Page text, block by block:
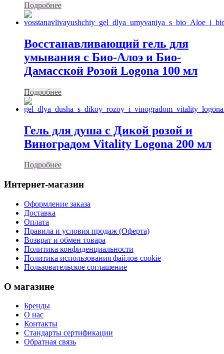
Подробнее
Восстанавливающий гель для
умывания с Био-Алоэ и Био-
Дамасской Розой Logona 100 мл
Подробнее
Гель для душа с Дикой розой и
Виноградом Vitality Logona 200 мл
Подробнее
Интернет-магазин
Оформление заказа
Доставка
Оплата
Правила и условия продаж (Оферта)
Возврат и обмен товара
Политика конфиденциальности
Политика использования файлов cookie
Пользовательское соглашение
О магазине
Бренды
О нас
Контакты
Стандарты сертификации
Обратная связь